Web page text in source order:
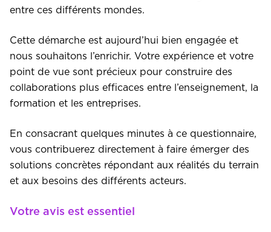
entre ces différents mondes.
Cette démarche est aujourd’hui bien engagée et
nous souhaitons l’enrichir. Votre expérience et votre
point de vue sont précieux pour construire des
collaborations plus efficaces entre l’enseignement, la
formation et les entreprises.
En consacrant quelques minutes à ce questionnaire,
vous contribuerez directement à faire émerger des
solutions concrètes répondant aux réalités du terrain
et aux besoins des différents acteurs.
Votre avis est essentiel